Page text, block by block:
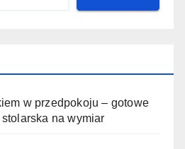
w przedpokoju – gotowe
na wymiar